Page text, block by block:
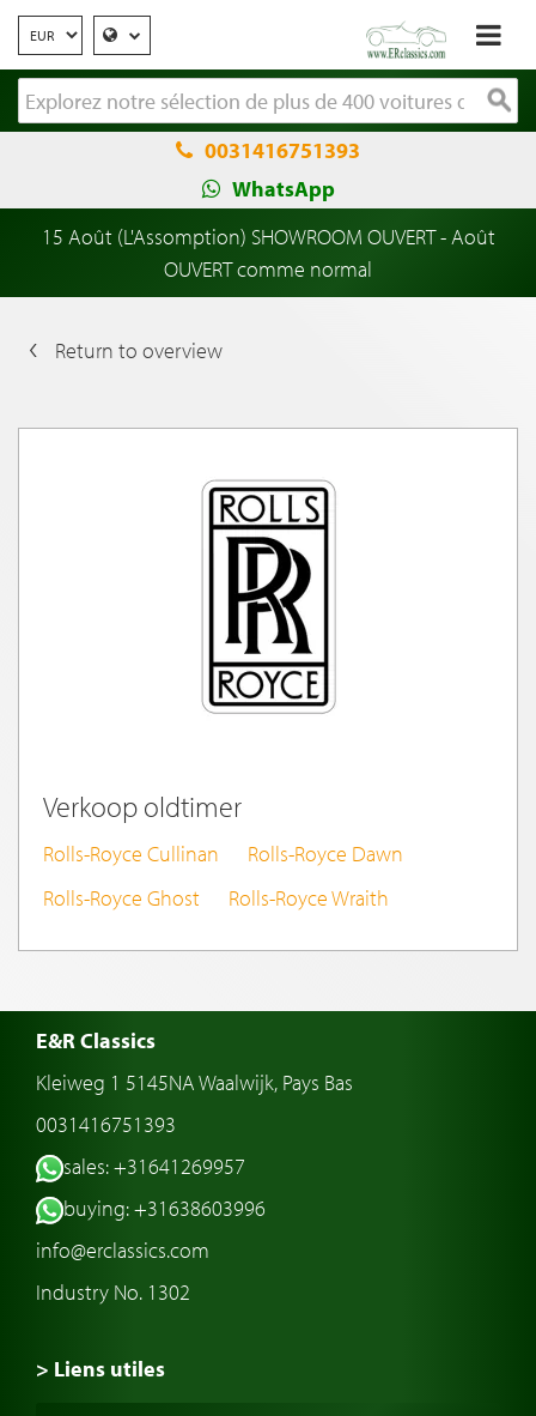
0031416751393
WhatsApp
15 Août (L'Assomption) SHOWROOM OUVERT - Août
OUVERT comme normal
Return to overview
Verkoop oldtimer
Rolls-Royce Cullinan
Rolls-Royce Dawn
Rolls-Royce Ghost
Rolls-Royce Wraith
E&R Classics
Kleiweg 1 5145NA Waalwijk, Pays Bas
0031416751393
sales: +31641269957
buying: +31638603996
info@erclassics.com
Industry No. 1302
> Liens utiles